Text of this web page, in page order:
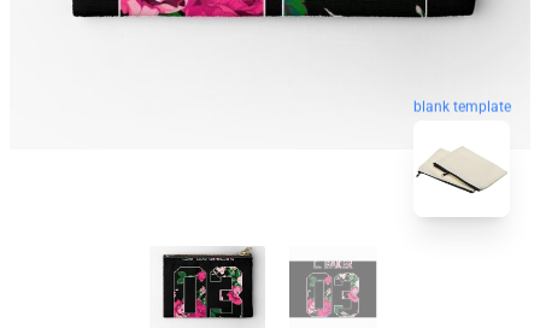
blank template